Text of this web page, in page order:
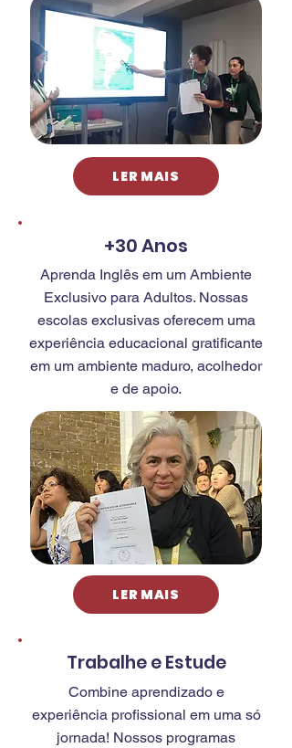
LER MAIS
+30 Anos
Aprenda Inglês em um Ambiente
Exclusivo para Adultos. Nossas
escolas exclusivas oferecem uma
experiência educacional gratificante
em um ambiente maduro, acolhedor
e de apoio.
LER MAIS
Trabalhe e Estude
Combine aprendizado e
experiência profissional em uma só
jornada! Nossos programas